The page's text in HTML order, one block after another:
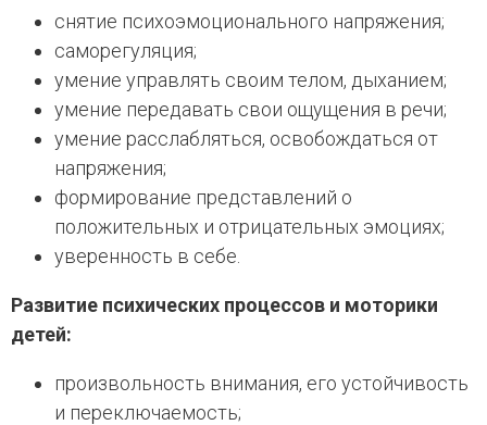
снятие психоэмоционального напряжения;
саморегуляция;
умение управлять своим телом, дыханием;
умение передавать свои ощущения в речи;
умение расслабляться, освобождаться от
напряжения;
формирование представлений о
положительных и отрицательных эмоциях;
уверенность в себе.
Развитие психических процессов и моторики
детей:
произвольность внимания, его устойчивость
и переключаемость;